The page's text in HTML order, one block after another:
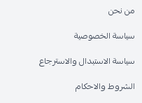
من نحن
سياسة الخصوصية
سياسة الاستبدال والاسترجاع
الشروط والاحكام